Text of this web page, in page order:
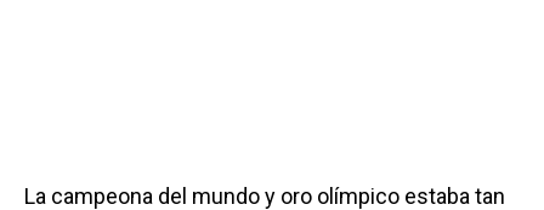
La campeona del mundo y oro olímpico estaba tan